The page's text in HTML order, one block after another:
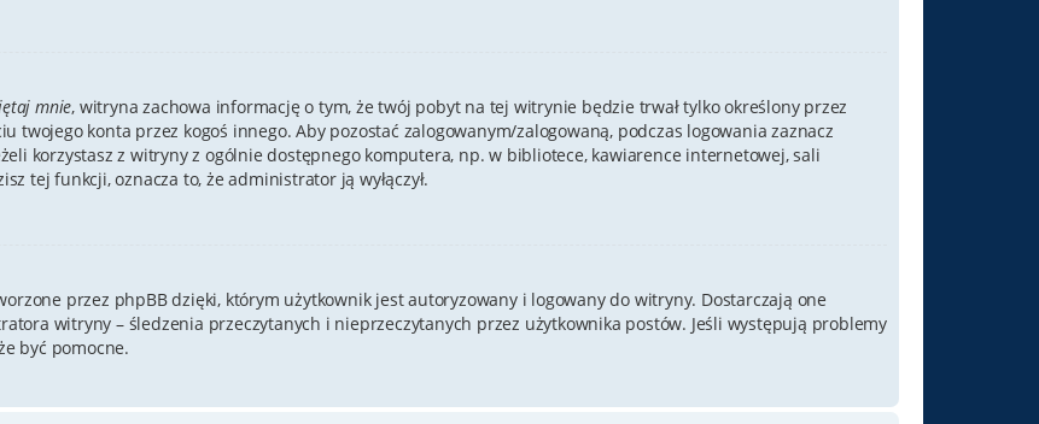
mnie, witryna zachowa informację o tym, że twój pobyt na tej witrynie będzie trwał tylko określony przez
twojego konta przez kogoś innego. Aby pozostać zalogowanym/zalogowaną, podczas logowania zaznacz
korzystasz z witryny z ogólnie dostępnego komputera, np. w bibliotece, kawiarence internetowej, sali
tej funkcji, oznacza to, że administrator ją wyłączył.
przez phpBB dzięki, którym użytkownik jest autoryzowany i logowany do witryny. Dostarczają one
witryny – śledzenia przeczytanych i nieprzeczytanych przez użytkownika postów. Jeśli występują problemy
być pomocne.